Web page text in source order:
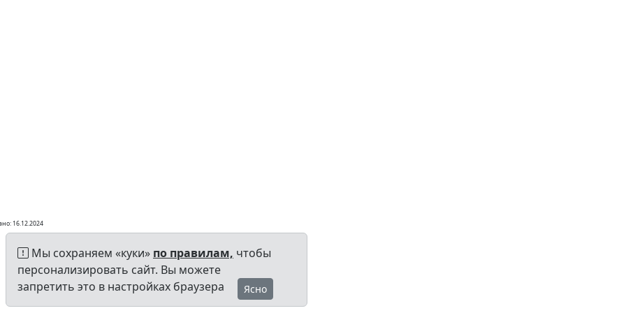
16.12.2024
Мы сохраняем «куки» по правилам, чтобы
персонализировать сайт. Вы можете
запретить это в настройках браузера
Ясно